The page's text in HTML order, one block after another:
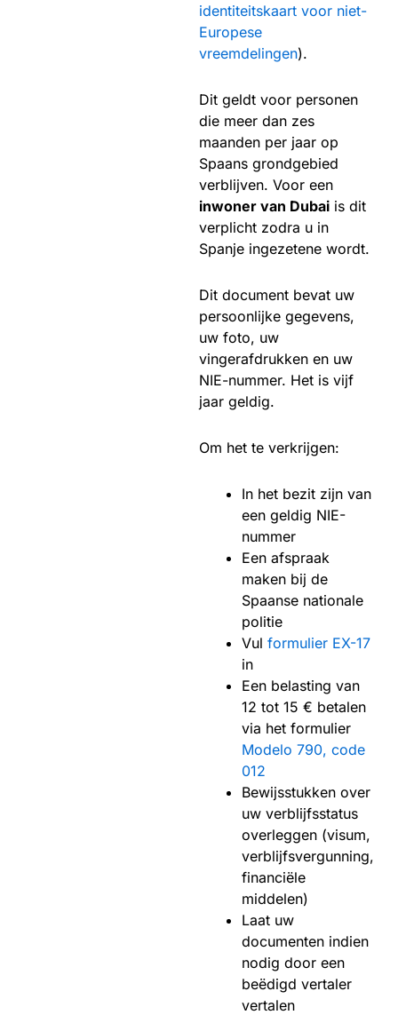
identiteitskaart voor niet-
Europese
vreemdelingen).
Dit geldt voor personen
die meer dan zes
maanden per jaar op
Spaans grondgebied
verblijven. Voor een
inwoner van Dubai is dit
verplicht zodra u in
Spanje ingezetene wordt.
Dit document bevat uw
persoonlijke gegevens,
uw foto, uw
vingerafdrukken en uw
NIE-nummer. Het is vijf
jaar geldig.
Om het te verkrijgen:
In het bezit zijn van
een geldig NIE-
nummer
Een afspraak
maken bij de
Spaanse nationale
politie
Vul formulier EX-17
in
Een belasting van
12 tot 15 € betalen
via het formulier
Modelo 790, code
012
Bewijsstukken over
uw verblijfsstatus
overleggen (visum,
verblijfsvergunning,
financiële
middelen)
Laat uw
documenten indien
nodig door een
beëdigd vertaler
vertalen